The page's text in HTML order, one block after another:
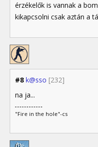
érzékelők is vannak a
kikapcsolni csak aztán a
#8 k@sso [232]
na ja...
"Fire in the hole"-cs